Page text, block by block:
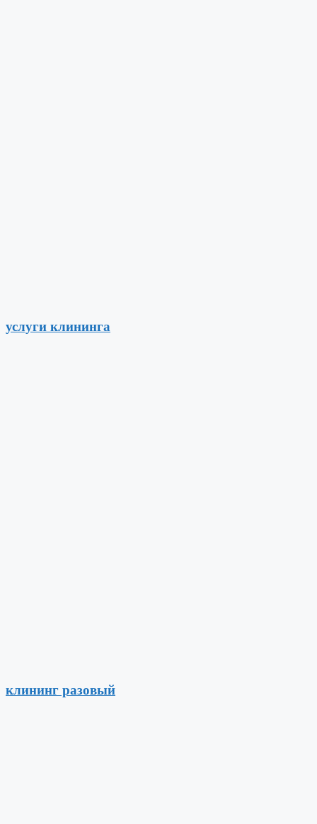
услуги клининга
клининг разовый